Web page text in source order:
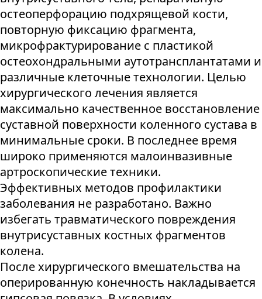
остеоперфорацию подхрящевой кости,
повторную фиксацию фрагмента,
микрофрактурирование с пластикой
остеохондральными аутотрансплантатами и
различные клеточные технологии. Целью
хирургического лечения является
максимально качественное восстановление
суставной поверхности коленного сустава в
минимальные сроки. В последнее время
широко применяются малоинвазивные
артроскопические техники.
Эффективных методов профилактики
заболевания не разработано. Важно
избегать травматического повреждения
внутрисуставных костных фрагментов
колена.
После хирургического вмешательства на
оперированную конечность накладывается